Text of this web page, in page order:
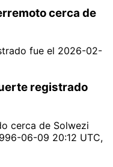
cerca de
fue el 2026-02-
registrado
cerca de Solwezi
06-09 20:12 UTC,